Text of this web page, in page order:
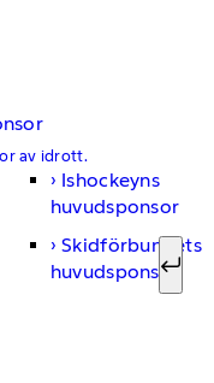
av idrott.
Ishockeyns
huvudsponsor
Skidförbundets
huvudsponsor
Sök